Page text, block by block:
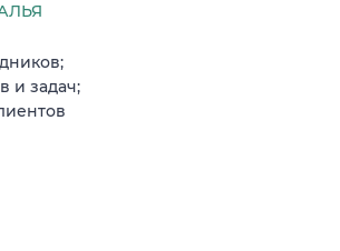
и задач;